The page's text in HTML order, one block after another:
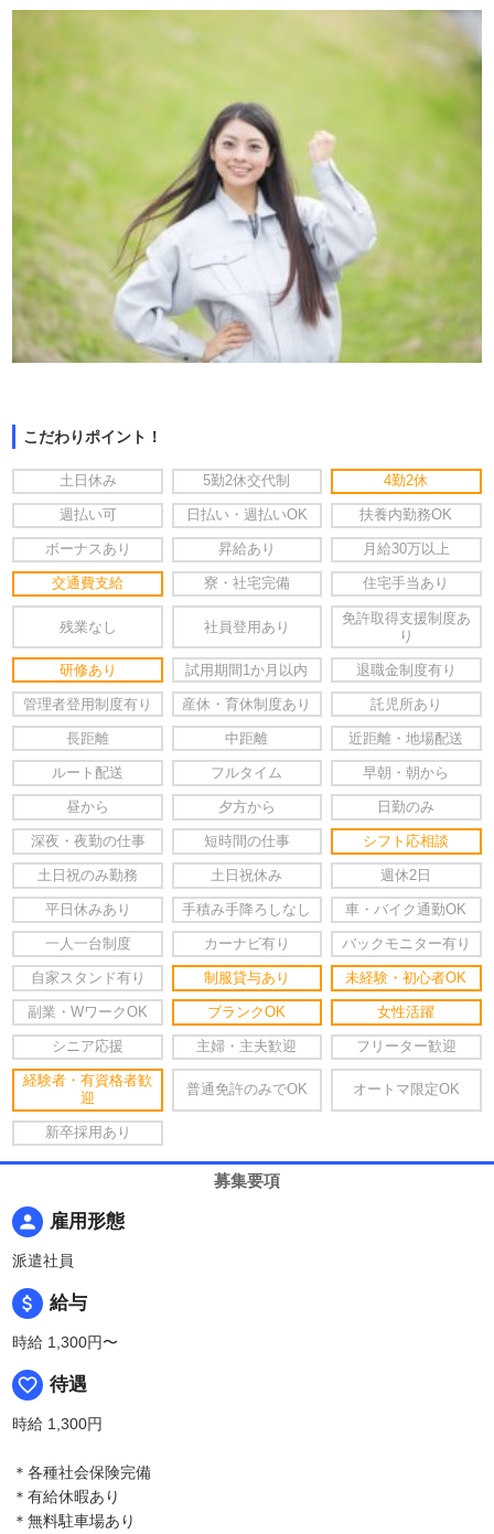
こだわりポイント！
土日休み 5勤2休交代制 4勤2休
週払い可 日払い・週払いOK 扶養内勤務OK
ボーナスあり 昇給あり 月給30万以上
交通費支給 寮・社宅完備 住宅手当あり
残業なし 社員登用あり
免許取得支援制度あ
り
研修あり 試用期間1か月以内 退職金制度有り
管理者登用制度有り 産休・育休制度あり 託児所あり
長距離 中距離 近距離・地場配送
ルート配送 フルタイム 早朝・朝から
昼から 夕方から 日勤のみ
深夜・夜勤の仕事 短時間の仕事 シフト応相談
土日祝のみ勤務 土日祝休み 週休2日
平日休みあり 手積み手降ろしなし 車・バイク通勤OK
一人一台制度 カーナビ有り バックモニター有り
自家スタンド有り 制服貸与あり 未経験・初心者OK
副業・WワークOK ブランクOK 女性活躍
シニア応援 主婦・主夫歓迎 フリーター歓迎
経験者・有資格者歓
迎
普通免許のみでOK オートマ限定OK
新卒採用あり
募集要項
person 雇用形態
派遣社員
attach_money 給与
時給 1,300円〜
favorite_border 待遇
時給 1,300円
＊各種社会保険完備
＊有給休暇あり
＊無料駐車場あり